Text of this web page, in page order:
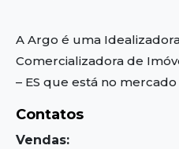
A Argo é uma
Comercializadora de
– ES que está no mercado
Contatos
Vendas: